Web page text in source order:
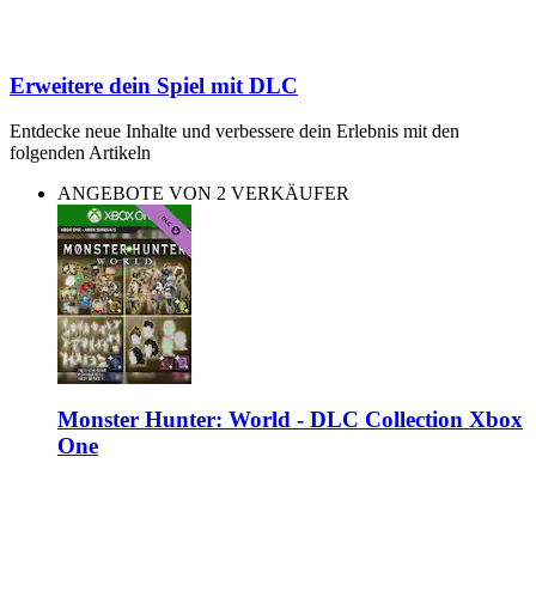
Erweitere dein Spiel mit DLC
Entdecke neue Inhalte und verbessere dein Erlebnis mit den
folgenden Artikeln
ANGEBOTE VON 2 VERKÄUFER
Monster Hunter: World - DLC Collection Xbox
One